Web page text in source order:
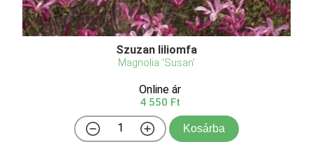
Szuzan liliomfa
Magnolia 'Susan'
Online ár
4 550 Ft
Kosárba